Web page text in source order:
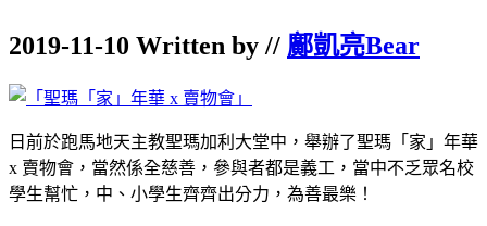
2019-11-10 Written by // 鄺凱亮Bear
日前於跑馬地天主教聖瑪加利大堂中，舉辦了聖瑪「家」年華
x 賣物會，當然係全慈善，參與者都是義工，當中不乏眾名校
學生幫忙，中、小學生齊齊出分力，為善最樂！